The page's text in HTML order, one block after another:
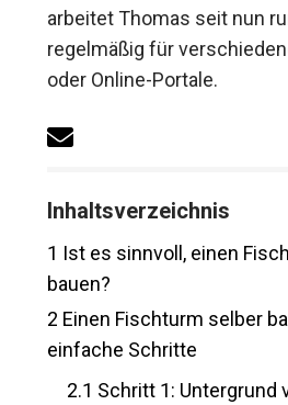
arbeitet Thomas seit nun
regelmäßig für
oder Online-Portale.
Inhaltsverzeichnis
1 Ist es sinnvoll, einen
bauen?
2 Einen Fischturm selber
einfache Schritte
2.1 Schritt 1: Untergrund